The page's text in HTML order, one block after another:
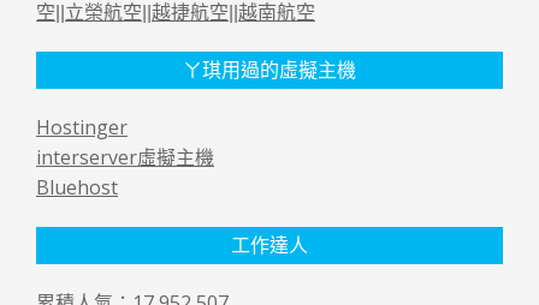
空 立榮航空 越捷航空 越南航空
ㄚ琪用過的虛擬主機
Hostinger
interserver虛擬主機
Bluehost
工作達人